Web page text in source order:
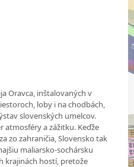
Oravca, inštalovaných v
loby i na chodbách,
slovenských umelcov.
atmosféry a zážitku. Keďže
zo zahraničia, Slovensko tak
maliarsko-sochársku
krajinách hostí, pretože